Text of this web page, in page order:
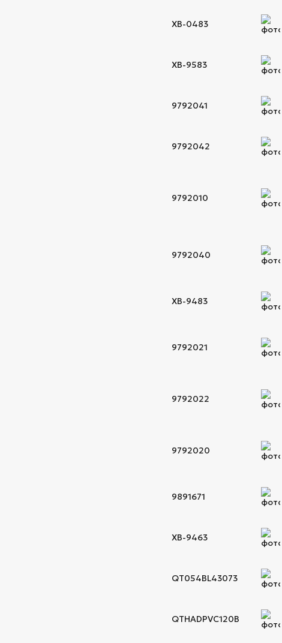
XB-0483
XB-9583
9792041
9792042
9792010
9792040
XB-9483
9792021
9792022
9792020
9891671
XB-9463
QT054BL43073
QTHADPVC120B